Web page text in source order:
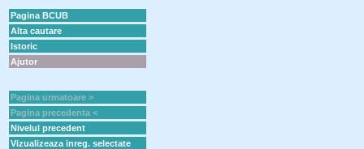
Pagina BCUB
Alta cautare
Istoric
Ajutor
Pagina urmatoare >
Pagina precedenta <
Nivelul precedent
Vizualizeaza inreg. selectate